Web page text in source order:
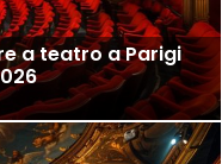
a teatro a Parigi